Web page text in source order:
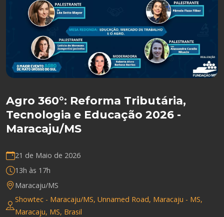
Agro 360°: Reforma Tributária,
Tecnologia e Educação 2026 -
Maracaju/MS
21 de Maio de 2026
13h às 17h
Maracaju/MS
Showtec - Maracaju/MS, Unnamed Road, Maracaju - MS,
Maracaju, MS, Brasil